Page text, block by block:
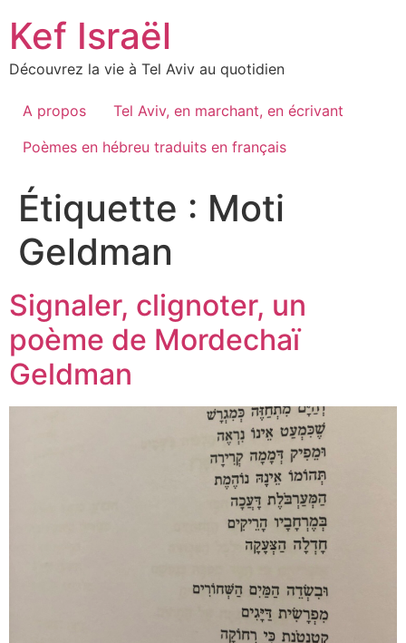
content
Kef Israël
Découvrez la vie à Tel Aviv au quotidien
A propos
Tel Aviv, en marchant, en écrivant
Poèmes en hébreu traduits en français
Étiquette : Moti
Geldman
Signaler, clignoter, un
poème de Mordechaï
Geldman